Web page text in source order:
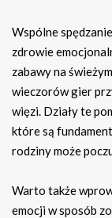
Wspólne
zdrowie
zabawy na
wieczorów gier
więzi. Działy te
które są
rodziny może
Warto także
emocji w sposób